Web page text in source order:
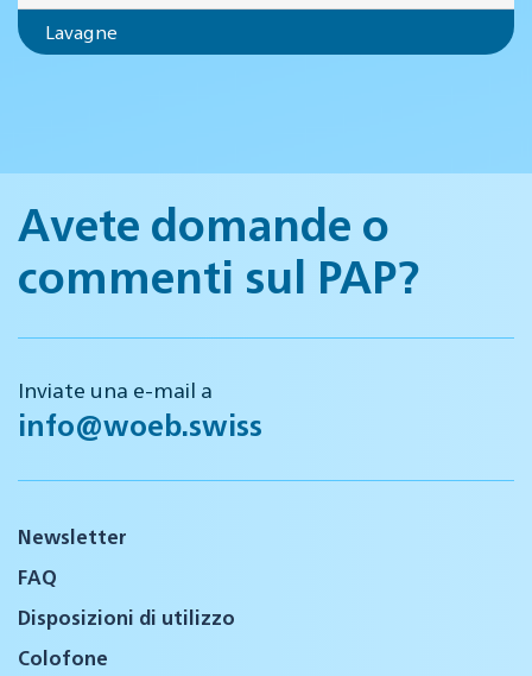
Lavagne
Avete domande o
commenti sul PAP?
Inviate una e-mail a
info@woeb.swiss
Newsletter
FAQ
Disposizioni di utilizzo
Colofone